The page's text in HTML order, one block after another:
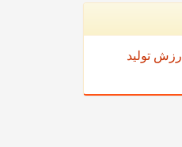
ارزش تولید